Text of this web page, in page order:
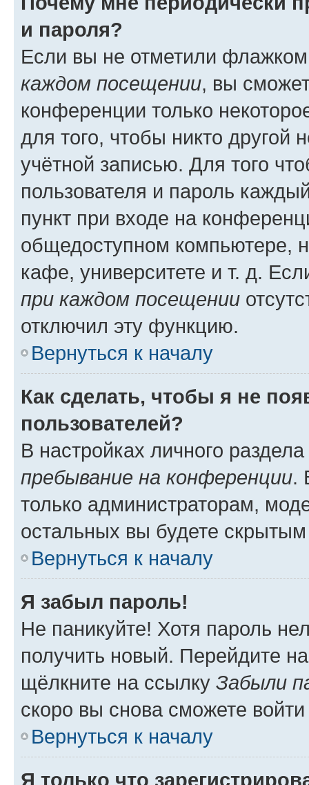
и пароля?
Если вы не отметили
каждом посещении, вы
конференции только
для того, чтобы никто другой
учётной записью. Для того
пользователя и пароль
пункт при входе на
общедоступном компьютере,
кафе, университете и т. д.
при каждом посещении
отключил эту функцию.
Вернуться к началу
Как сделать, чтобы я не
пользователей?
В настройках личного
пребывание на конференции.
только администраторам,
остальных вы будете
Вернуться к началу
Я забыл пароль!
Не паникуйте! Хотя пароль
получить новый. Перейдите
щёлкните на ссылку Забыли
скоро вы снова сможете
Вернуться к началу
Я только что